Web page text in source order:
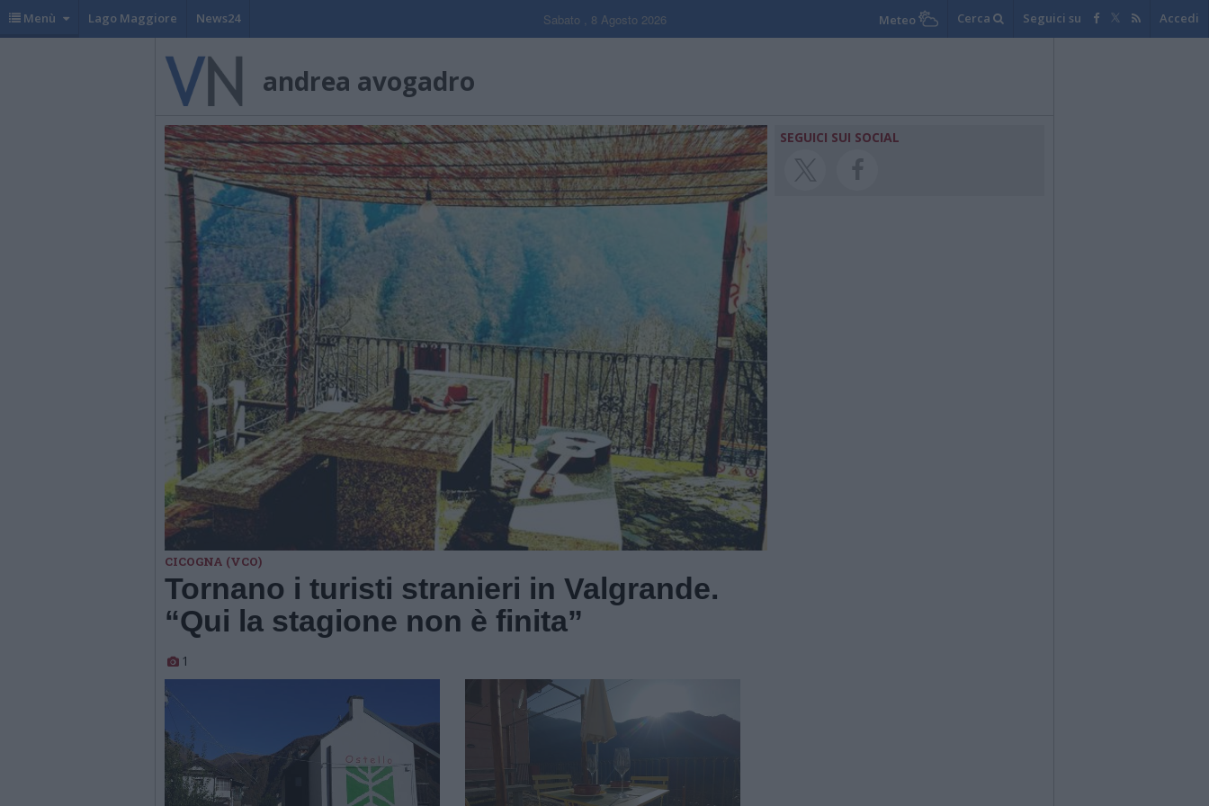
Menù Lago Maggiore News24 Sabato , 8 Agosto 2026 Meteo Cerca Seguici su Accedi
andrea avogadro
CICOGNA (VCO)
Tornano i turisti stranieri in Valgrande.
“Qui la stagione non è finita”
1
SEGUICI SUI SOCIAL